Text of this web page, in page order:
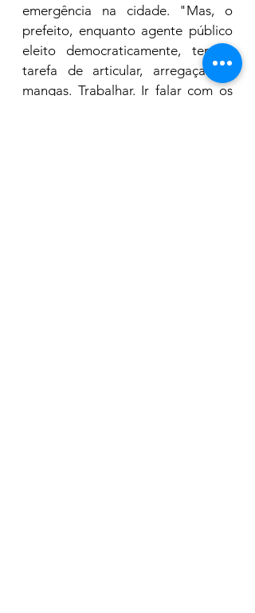
emergência na cidade. "Mas, o
prefeito, enquanto agente público
eleito democraticamente, tem a
tarefa de articular, arregaçar as
mangas. Trabalhar. Ir falar com os